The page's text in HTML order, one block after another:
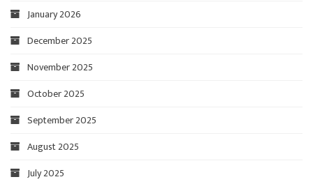
January 2026
December 2025
November 2025
October 2025
September 2025
August 2025
July 2025